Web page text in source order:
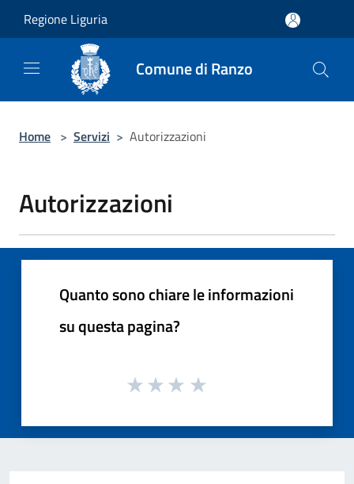
Regione Liguria
Comune di Ranzo
Home > Servizi > Autorizzazioni
Autorizzazioni
Quanto sono chiare le informazioni
su questa pagina?